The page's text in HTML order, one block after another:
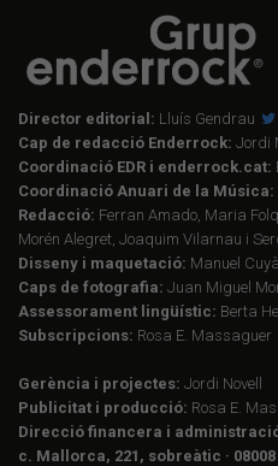
Director editorial: Lluís Gendrau
Cap de redacció Enderrock: Jordi
Coordinació EDR i enderrock.cat:
Coordinació Anuari de la Música:
Redacció: Ferran Amado, Maria
Morén Alegret, Joaquim Vilarnau i
Disseny i maquetació: Manuel
Caps de fotografia: Juan Miguel
Assessorament lingüístic: Berta
Subscripcions: Rosa E. Massaguer
Gerència i projectes: Jordi Novell
Publicitat i producció: Rosa E.
Direcció financera i
c. Mallorca, 221, sobreàtic ·